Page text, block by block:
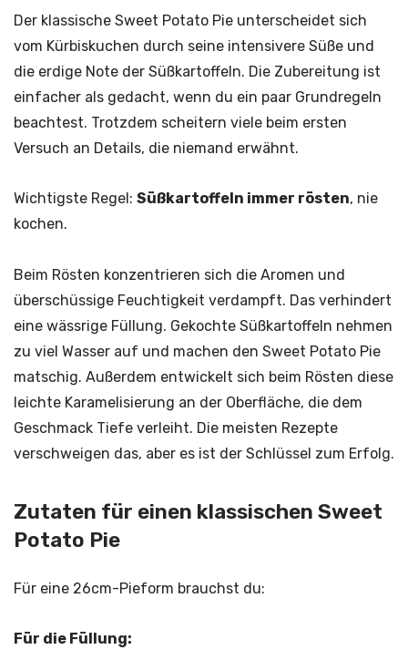
Der klassische Sweet Potato Pie unterscheidet sich
vom Kürbiskuchen durch seine intensivere Süße und
die erdige Note der Süßkartoffeln. Die Zubereitung ist
einfacher als gedacht, wenn du ein paar Grundregeln
beachtest. Trotzdem scheitern viele beim ersten
Versuch an Details, die niemand erwähnt.
Wichtigste Regel: Süßkartoffeln immer rösten, nie
kochen.
Beim Rösten konzentrieren sich die Aromen und
überschüssige Feuchtigkeit verdampft. Das verhindert
eine wässrige Füllung. Gekochte Süßkartoffeln nehmen
zu viel Wasser auf und machen den Sweet Potato Pie
matschig. Außerdem entwickelt sich beim Rösten diese
leichte Karamelisierung an der Oberfläche, die dem
Geschmack Tiefe verleiht. Die meisten Rezepte
verschweigen das, aber es ist der Schlüssel zum Erfolg.
Zutaten für einen klassischen Sweet
Potato Pie
Für eine 26cm-Pieform brauchst du:
Für die Füllung: